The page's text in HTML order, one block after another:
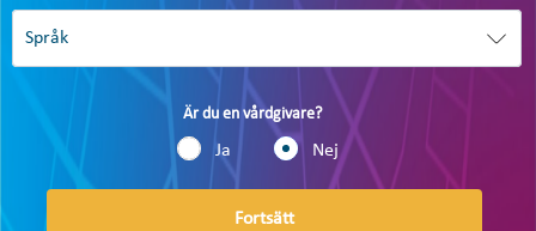
Är du en vårdgivare?
Ja Nej
Fortsätt